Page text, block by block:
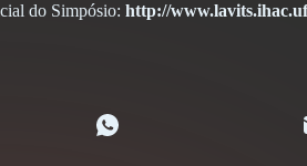
do Simpósio: http://